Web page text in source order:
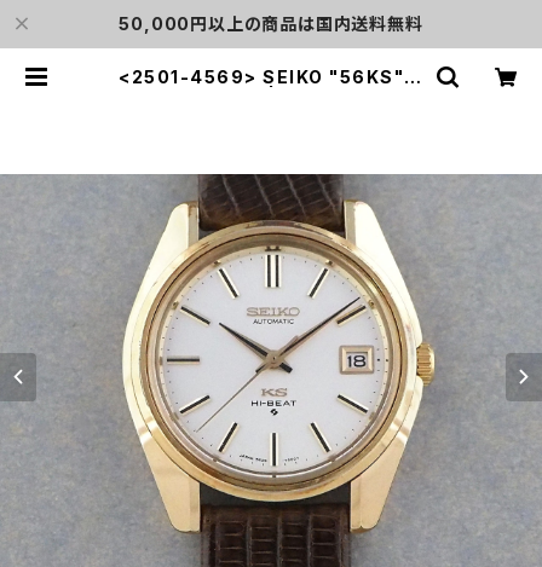
50,000円以上の商品は国内送料無料
<2501-4569> SEIKO "56KS" K